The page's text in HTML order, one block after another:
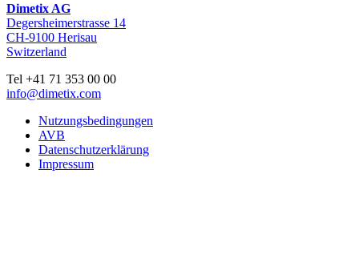
Dimetix AG
Degersheimerstrasse 14
CH-9100 Herisau
Switzerland
Tel +41 71 353 00 00
info@dimetix.com
Nutzungsbedingungen
AVB
Datenschutzerklärung
Impressum